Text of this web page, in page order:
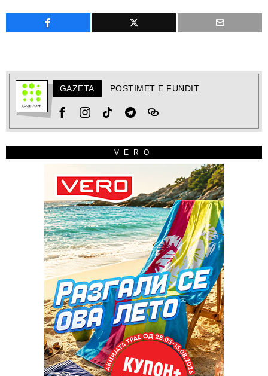
GAZETA POSTIMET E FUNDIT
VERO